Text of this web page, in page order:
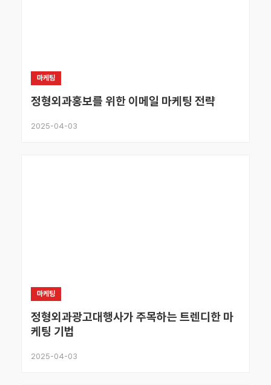
마케팅
정형외과홍보를 위한 이메일 마케팅 전략
2025-04-03
마케팅
정형외과광고대행사가 주목하는 트렌디한 마
케팅 기법
2025-04-03